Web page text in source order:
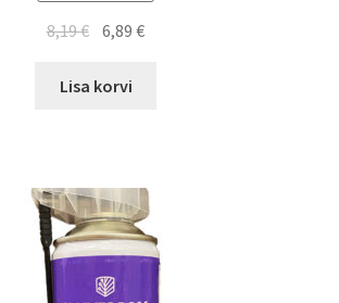
8,19€ 6,89€
Lisa korvi